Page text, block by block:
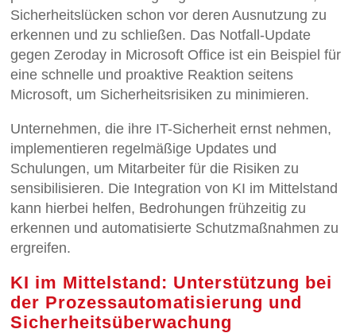
Sicherheitslücken schon vor deren Ausnutzung zu
erkennen und zu schließen. Das Notfall-Update
gegen Zeroday in Microsoft Office ist ein Beispiel für
eine schnelle und proaktive Reaktion seitens
Microsoft, um Sicherheitsrisiken zu minimieren.
Unternehmen, die ihre IT-Sicherheit ernst nehmen,
implementieren regelmäßige Updates und
Schulungen, um Mitarbeiter für die Risiken zu
sensibilisieren. Die Integration von KI im Mittelstand
kann hierbei helfen, Bedrohungen frühzeitig zu
erkennen und automatisierte Schutzmaßnahmen zu
ergreifen.
KI im Mittelstand: Unterstützung bei
der Prozessautomatisierung und
Sicherheitsüberwachung